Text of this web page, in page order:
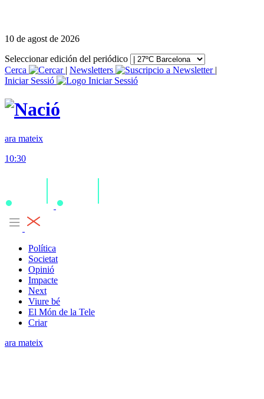
10 de agost de 2026
Seleccionar edición del periódico
Cerca
| Newsletters
|
Iniciar Sessió
ara mateix
10:30
Política
Societat
Opinió
Impacte
Next
Viure bé
El Món de la Tele
Criar
ara mateix